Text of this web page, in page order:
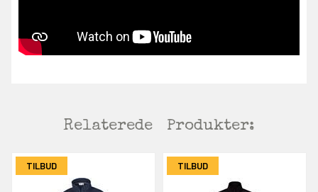
Relaterede Produkter:
TILBUD TILBUD